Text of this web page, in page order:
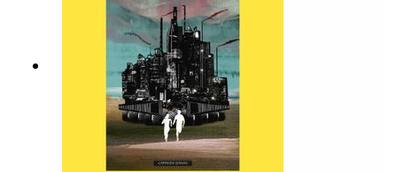
Gustafsson og Ingris Bie
HelgesenProduksjon: Åsmund Ådnøy.Alt om
Sølvberget: https://www.sølvberget.no